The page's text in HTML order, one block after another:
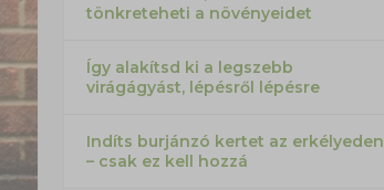
tönkreteheti a növényeidet
Így alakítsd ki a legszebb
virágágyást, lépésről lépésre
Indíts burjánzó kertet az erkélyeden
– csak ez kell hozzá